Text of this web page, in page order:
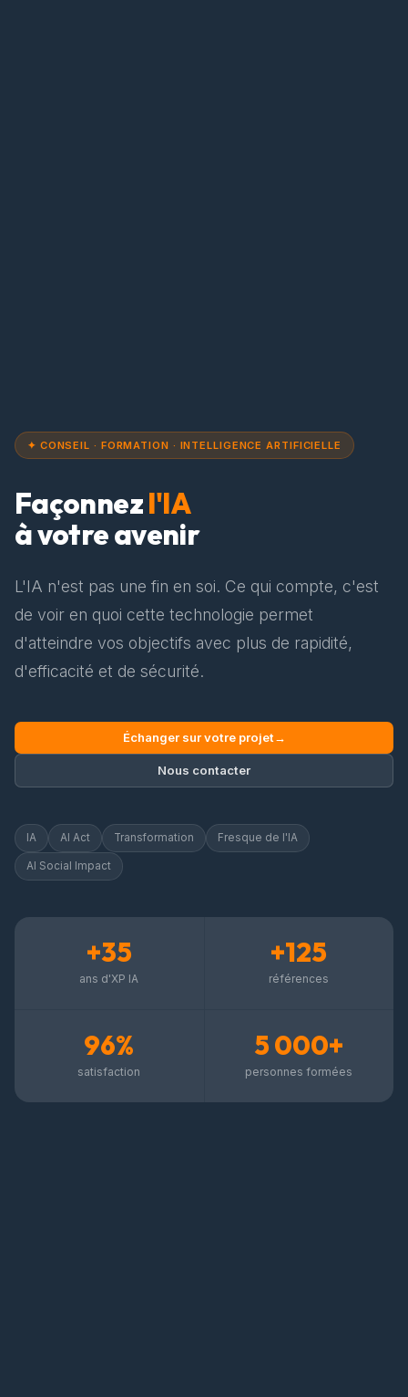
✦ CONSEIL · FORMATION · INTELLIGENCE ARTIFICIELLE
Façonnezl'IA
à votre avenir
L'IA n'est pas une fin en soi. Ce qui compte, c'est
de voir en quoi cette technologie permet
d'atteindre vos objectifs avec plus de rapidité,
d'efficacité et de sécurité.
Échanger sur votre projet→
Nous contacter
IA AI Act Transformation Fresque de l'IA
AI Social Impact
+35
ans d'XP IA
+125
références
96%
satisfaction
5 000+
personnes formées